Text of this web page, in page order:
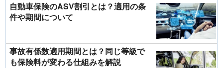
自動車保険のASV割引とは？適用の条
件や期間について
事故有係数適用期間とは？同じ等級で
も保険料が変わる仕組みを解説